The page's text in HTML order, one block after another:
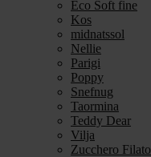
Eco Soft fine
Kos
midnatssol
Nellie
Parigi
Poppy
Snefnug
Taormina
Teddy Dear
Vilja
Zucchero Filato